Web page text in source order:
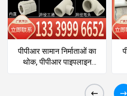
पीपीआर सामान निर्माताओं का
थोक, पीपीआर पाइपलाइन
कनेक्शन और स